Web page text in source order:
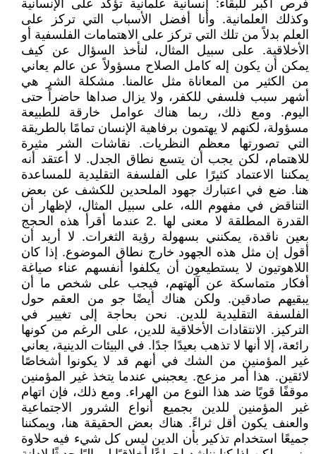
فرص أكبر للبقاء: إنسانية علمانية تؤكد على الإنسانية
وكذلك العلمانية. وأنا أفضل الأسباب التي تركز على
العلم بدلاً من تلك التي تركز على الاهتمامات الفلسفية أو
الأخلاقية. على سبيل المثال، لنأخذ السؤال عن كيف
يمكن أن يكون إله كامل الصلاح مسؤولاً عن عالم يعاني
من الكثير من المعاناة مثل عالمنا. مشكلة الشر هي
أشهر سبب فلسفي للكفر، ولا يزال صداها حاضراً حتى
اليوم. ومع ذلك، ربما هناك عوامل خارقة للطبيعة
مسؤولة، لكنهم لا يهتمون برفاهية الإنسان تمامًا بالطريقة
التي تصورتها معظم النظريات. نقاشات الشر مثيرة
للاهتمام، لكن يجب أن يتسع نطاق الجدل. لا أعتقد أنه
يمكننا الاعتماد كثيرًا على الفلسفة التقليدية للمساعدة
هنا. ضع في اعتبارك جهود الملحدين للكشف عن بعض
التناقض في مفهوم الله، على سبيل المثال، لإظهار أن
القدرة المطلقة لا معنى لها .2 عندما أقرأ هذه الحجج
بعين ناقدة، يمكنني بسهولة رؤية الثغرات. لا أريد أن
أقول إن مثل هذه الجهود خارج نطاق الموضوع. إذا كان
اللاهوتيون لا يستطيعون أن يكلفوا أنفسهم عناء صياغة
أفكار متماسكة عن آلهتهم، فيجب على شخص ما أن
يبقيهم صادقين. ولكن هناك أيضًا جو من العقم حول
الفلسفة التقليدية للدين. نحن بحاجة إلى تغيير في
التركيز. الانتقادات الأخلاقية للدين، على الرغم من كونها
رائعة، إلا أنها لا تذهب بعيدًا جدًا. في البيئات الدينية، يعاني
غير المؤمنين من الشك في أنهم قد لا يكونوا أشخاصًا
لائقين. هذا أمر مزعج. يعجبني عندما يتخذ غير المؤمنين
موقفًا قويًا ضد هذا النوع من الهراء. ومع ذلك، فإن اتهام
غير المؤمنين للدين بجميع أنواع الشرور الاجتماعية
والعنف يكون أقل ثراءً. هناك بعض الحقيقة هنا، ويمكننا
جميعًا استخدام تذكير بأن الدين ليس كل شيء فيه حلاوة